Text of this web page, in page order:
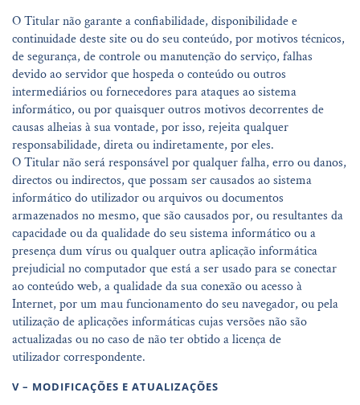
O Titular não garante a confiabilidade, disponibilidade e
continuidade deste site ou do seu conteúdo, por motivos técnicos,
de segurança, de controle ou manutenção do serviço, falhas
devido ao servidor que hospeda o conteúdo ou outros
intermediários ou fornecedores para ataques ao sistema
informático, ou por quaisquer outros motivos decorrentes de
causas alheias à sua vontade, por isso, rejeita qualquer
responsabilidade, direta ou indiretamente, por eles.
O Titular não será responsável por qualquer falha, erro ou danos,
directos ou indirectos, que possam ser causados ao sistema
informático do utilizador ou arquivos ou documentos
armazenados no mesmo, que são causados por, ou resultantes da
capacidade ou da qualidade do seu sistema informático ou a
presença dum vírus ou qualquer outra aplicação informática
prejudicial no computador que está a ser usado para se conectar
ao conteúdo web, a qualidade da sua conexão ou acesso à
Internet, por um mau funcionamento do seu navegador, ou pela
utilização de aplicações informáticas cujas versões não são
actualizadas ou no caso de não ter obtido a licença de
utilizador correspondente.
V – MODIFICAÇÕES E ATUALIZAÇÕES